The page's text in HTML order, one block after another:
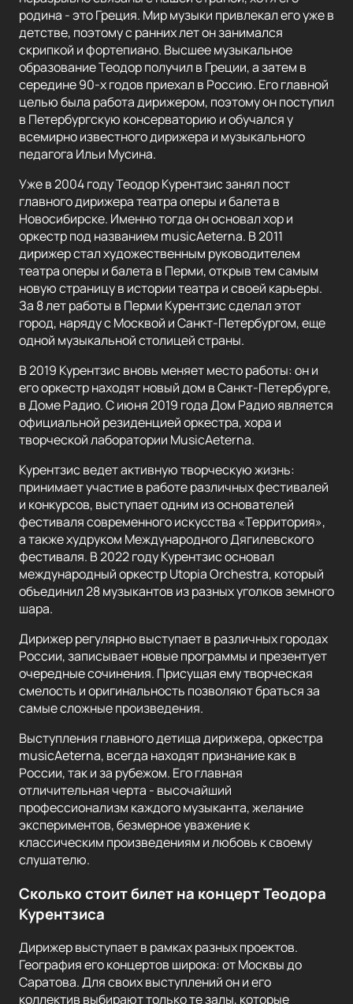
родина - это Греция. Мир музыки привлекал его уже в
детстве, поэтому с ранних лет он занимался
скрипкой и фортепиано. Высшее музыкальное
образование Теодор получил в Греции, а затем в
середине 90-х годов приехал в Россию. Его главной
целью была работа дирижером, поэтому он поступил
в Петербургскую консерваторию и обучался у
всемирно известного дирижера и музыкального
педагога Ильи Мусина.
Уже в 2004 году Теодор Курентзис занял пост
главного дирижера театра оперы и балета в
Новосибирске. Именно тогда он основал хор и
оркестр под названием musicAeterna. В 2011
дирижер стал художественным руководителем
театра оперы и балета в Перми, открыв тем самым
новую страницу в истории театра и своей карьеры.
За 8 лет работы в Перми Курентзис сделал этот
город, наряду с Москвой и Санкт-Петербургом, еще
одной музыкальной столицей страны.
В 2019 Курентзис вновь меняет место работы: он и
его оркестр находят новый дом в Санкт-Петербурге,
в Доме Радио. С июня 2019 года Дом Радио является
официальной резиденцией оркестра, хора и
творческой лаборатории MusicAeterna.
Курентзис ведет активную творческую жизнь:
принимает участие в работе различных фестивалей
и конкурсов, выступает одним из основателей
фестиваля современного искусства «Территория»,
а также худруком Международного Дягилевского
фестиваля. В 2022 году Курентзис основал
международный оркестр Utopia Orchestra, который
объединил 28 музыкантов из разных уголков земного
шара.
Дирижер регулярно выступает в различных городах
России, записывает новые программы и презентует
очередные сочинения. Присущая ему творческая
смелость и оригинальность позволяют браться за
самые сложные произведения.
Выступления главного детища дирижера, оркестра
musicAeterna, всегда находят признание как в
России, так и за рубежом. Его главная
отличительная черта - высочайший
профессионализм каждого музыканта, желание
экспериментов, безмерное уважение к
классическим произведениям и любовь к своему
слушателю.
Сколько стоит билет на концерт Теодора
Курентзиса
Дирижер выступает в рамках разных проектов.
География его концертов широка: от Москвы до
Саратова. Для своих выступлений он и его
коллектив выбирают только те залы, которые